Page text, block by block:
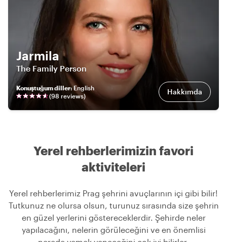
Jarmila
The Family Person
Konuştuğum diller:English
(98 reviews) Hakkımda
Yerel rehberlerimizin favori
aktiviteleri
Yerel rehberlerimiz Prag şehrini avuçlarının içi gibi bilir!
Tutkunuz ne olursa olsun, turunuz sırasında size şehrin
en güzel yerlerini göstereceklerdir. Şehirde neler
yapılacağını, nelerin görüleceğini ve en önemlisi